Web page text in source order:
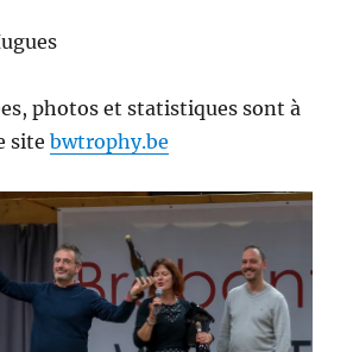
photos et statistiques sont à
sitebwtrophy.be